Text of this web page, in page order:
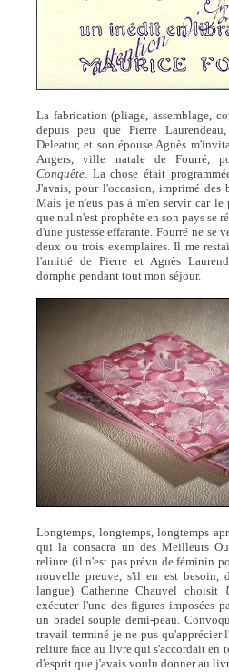
La fabrication (pliage, assemblage,
depuis peu que Pierre
Deleatur, et son épouse Agnès
Angers, ville natale de Fourré,
Conquête. La chose était
J'avais, pour l'occasion, imprimé des
Mais je n'eus pas à m'en servir car
que nul n'est prophète en son pays se
d'une justesse effarante. Fourré ne se
deux ou trois exemplaires. Il me
l'amitié de Pierre et Agnès
domphe pendant tout mon séjour.
Longtemps, longtemps, longtemps
qui la consacra un des Meilleurs
reliure (il n'est pas prévu de féminin
nouvelle preuve, s'il en est besoin,
langue) Catherine Chauvel choisit
exécuter l'une des figures imposées
un bradel souple demi-peau.
travail terminé je ne pus qu'apprécier
reliure face au livre qui s'accordait en
d'esprit que j'avais voulu donner au